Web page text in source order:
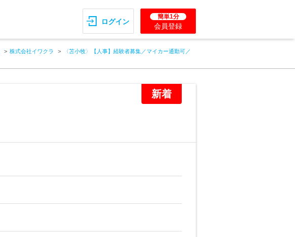
ログイン
簡単1分
会員登録
株式会社イワクラ
〈苫小牧〉【人事】経験者募集／マイカー通勤可／
新着